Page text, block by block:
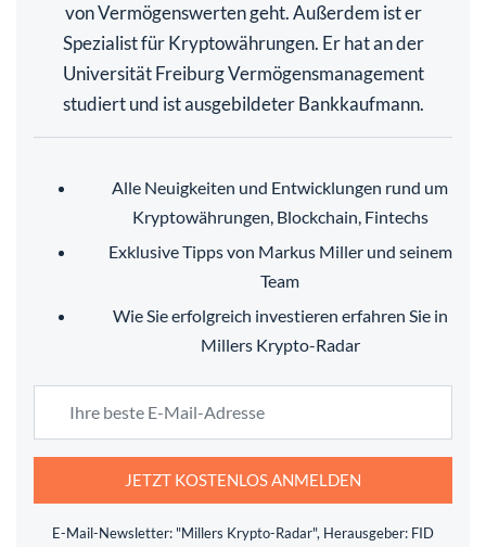
von Vermögenswerten geht. Außerdem ist er
Spezialist für Kryptowährungen. Er hat an der
Universität Freiburg Vermögensmanagement
studiert und ist ausgebildeter Bankkaufmann.
Alle Neuigkeiten und Entwicklungen rund um
Kryptowährungen, Blockchain, Fintechs
Exklusive Tipps von Markus Miller und seinem
Team
Wie Sie erfolgreich investieren erfahren Sie in
Millers Krypto-Radar
JETZT KOSTENLOS ANMELDEN
E-Mail-Newsletter: "Millers Krypto-Radar", Herausgeber: FID